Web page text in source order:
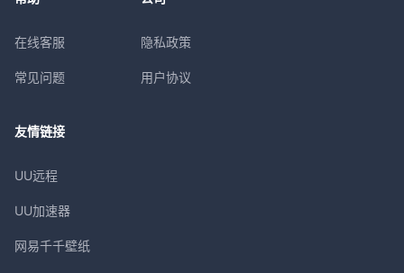
在线客服
常见问题
隐私政策
用户协议
友情链接
UU远程
UU加速器
网易千千壁纸